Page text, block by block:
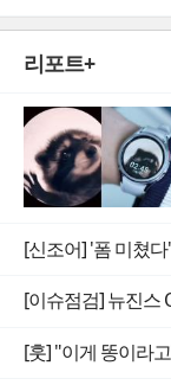
리포트+
[신조어] '폼 미쳤